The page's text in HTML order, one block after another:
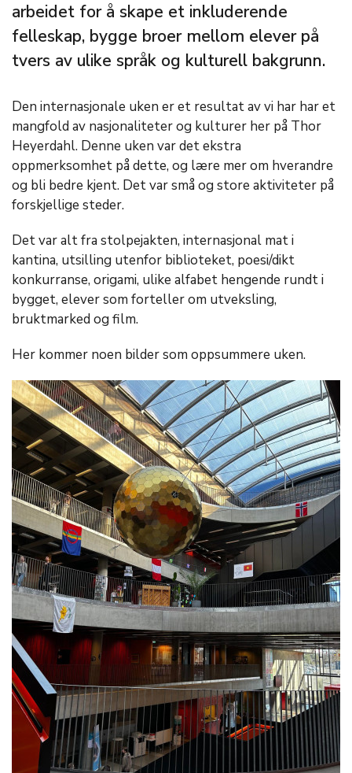
arbeidet for å skape et inkluderende
felleskap, bygge broer mellom elever på
tvers av ulike språk og kulturell bakgrunn.
Den internasjonale uken er et resultat av vi har har et
mangfold av nasjonaliteter og kulturer her på Thor
Heyerdahl. Denne uken var det ekstra
oppmerksomhet på dette, og lære mer om hverandre
og bli bedre kjent. Det var små og store aktiviteter på
forskjellige steder.
Det var alt fra stolpejakten, internasjonal mat i
kantina, utsilling utenfor biblioteket, poesi/dikt
konkurranse, origami, ulike alfabet hengende rundt i
bygget, elever som forteller om utveksling,
bruktmarked og film.
Her kommer noen bilder som oppsummere uken.